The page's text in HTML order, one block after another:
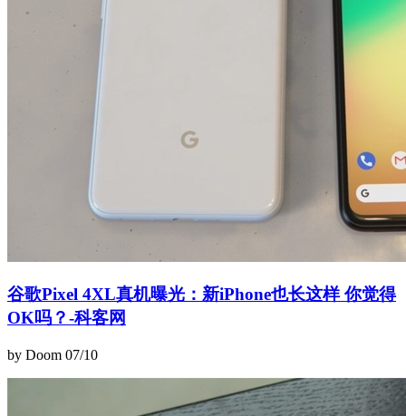
谷歌Pixel 4XL真机曝光：新iPhone也长这样 你觉得
OK吗？-科客网
by Doom 07/10